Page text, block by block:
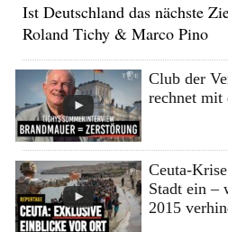
Ist Deutschland das nächste
Roland Tichy & Marco Pino
Club der
rechnet mit
Ceuta-
Stadt ein –
2015